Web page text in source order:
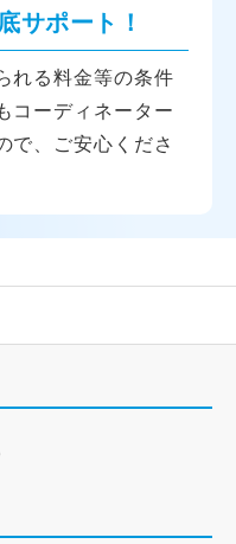
サポート！
れる料金等の条件
コーディネーター
で、ご安心くださ